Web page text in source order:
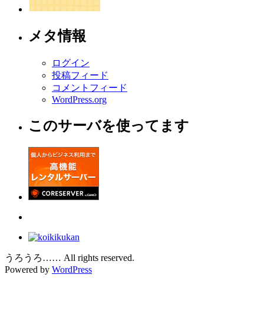
メタ情報
ログイン
投稿フィード
コメントフィード
WordPress.org
このサーバを使ってます
うろうろ…… All rights reserved.
Powered by WordPress